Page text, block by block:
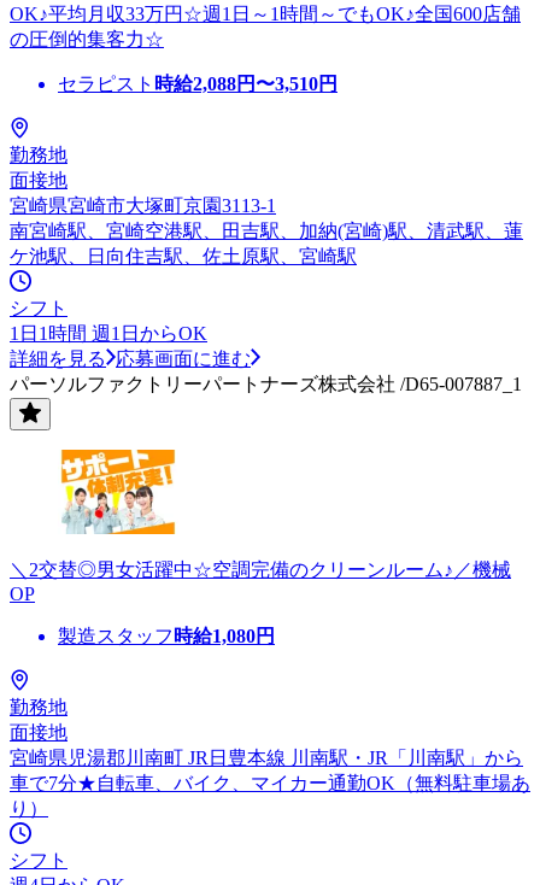
OK♪平均月収33万円☆週1日～1時間～でもOK♪全国600店舗
の圧倒的集客力☆
セラピスト 時給2,088円〜3,510円
勤務地
面接地
宮崎県宮崎市大塚町京園3113-1
南宮崎駅、宮崎空港駅、田吉駅、加納(宮崎)駅、清武駅、蓮
ケ池駅、日向住吉駅、佐土原駅、宮崎駅
シフト
1日1時間 週1日からOK
詳細を見る
応募画面に進む
パーソルファクトリーパートナーズ株式会社 /D65-007887_1
＼2交替◎男女活躍中☆空調完備のクリーンルーム♪／機械
OP
製造スタッフ 時給1,080円
勤務地
面接地
宮崎県児湯郡川南町 JR日豊本線 川南駅・JR「川南駅」から
車で7分★自転車、バイク、マイカー通勤OK（無料駐車場あ
り）
シフト